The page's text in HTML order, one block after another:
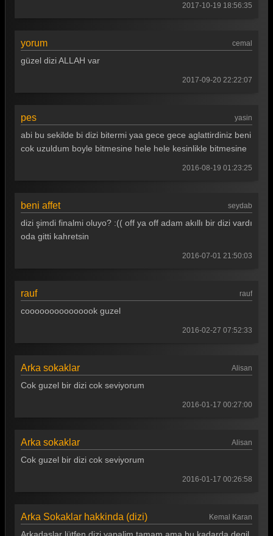
Arka Sokaklar 323. Bölüm
Arka Sokaklar 319. Bölüm
Arka Sokaklar 316. Bölüm
Arka Sokaklar 315. Bölüm
Arka Sokaklar 311. Bölüm
Arka Sokaklar 308. Bölüm
Arka Sokaklar 305. Bölüm
Arka Sokaklar 304. Bölüm
Arka Sokaklar 301. Bölüm
2017-10-19 18:56:35
yorum cemal
güzel dizi ALLAH var
2017-09-20 22:22:07
pes yasin
abi bu sekilde bi dizi bitermi yaa gece gece aglattirdiniz beni
cok uzuldum boyle bitmesine hele hele kesinlikle bitmesine
2016-08-19 01:23:25
beni affet seydab
dizi şimdi finalmi oluyo? :(( off ya off adam akıllı bir dizi vardı
oda gitti kahretsin
2016-07-01 21:50:03
rauf rauf
cooooooooooooook guzel
2016-02-27 07:52:33
Arka sokaklar Alisan
Cok guzel bir dizi cok seviyorum
2016-01-17 00:27:00
Arka sokaklar Alisan
Cok guzel bir dizi cok seviyorum
2016-01-17 00:26:58
Arka Sokaklar hakkinda (dizi) Kemal Karan